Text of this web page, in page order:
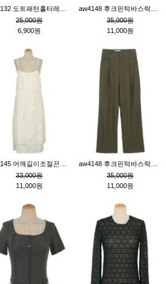
25,000원
6,900원
35,000원
11,000원
33,000원
11,000원
35,000원
11,000원